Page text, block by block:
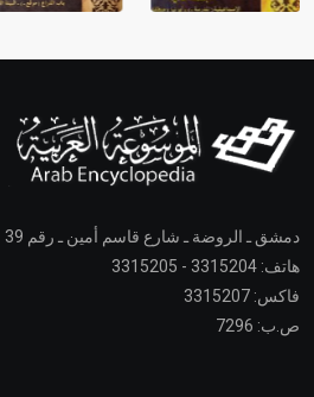
دمشق ـ الروضة ـ شارع قاسم أمين ـ رقم 39
هاتف: 3315204 - 3315205
فاكس: 3315207
ص.ب: 7296